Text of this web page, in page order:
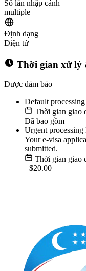
Số lần nhập cảnh
multiple
Định dạng
Điện tử
Thời gian xử lý
Được đảm bảo
Default processing
Thời gian giao
Đã bao gồm
Urgent processing
Your e-visa
submitted.
Thời gian giao
+$20.00